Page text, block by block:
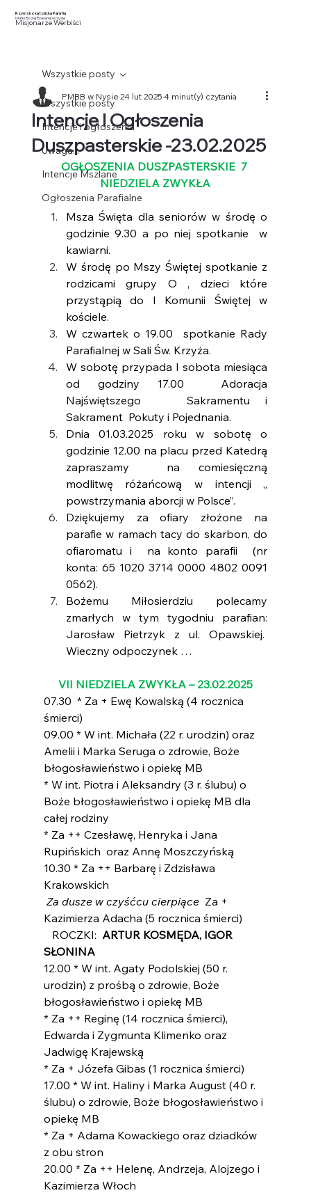
Rzymskokatolicka Parafia
Matki Bożej Bolesnej w Nysie
Misjonarze Werbiści
Wszystkie posty
Intencje i ogłoszenia
Uwaga...
Intencje Mszlane
Ogłoszenia Parafialne
Wszystkie posty
Intencje I Ogłoszenia
Duszpasterskie -23.02.2025
PMBB w Nysie24 lut 20254 minut(y) czytania
OGŁOSZENIA DUSZPASTERSKIE  7
NIEDZIELA ZWYKŁA
Msza Święta dla seniorów w środę o
godzinie 9.30 a po niej spotkanie  w
kawiarni.
W środę po Mszy Świętej spotkanie z
rodzicami grupy O , dzieci które
przystąpią do I Komunii Świętej w
kościele.
W czwartek o 19.00  spotkanie Rady
Parafialnej w Sali Św. Krzyża.
W sobotę przypada I sobota miesiąca
od godziny 17.00  Adoracja
Najświętszego   Sakramentu i
Sakrament  Pokuty i Pojednania.
Dnia 01.03.2025 roku w sobotę o
godzinie 12.00 na placu przed Katedrą
zapraszamy  na comiesięczną
modlitwę różańcową w intencji „
powstrzymania aborcji w Polsce”.
Dziękujemy za ofiary złożone na
parafie w ramach tacy do skarbon, do
ofiaromatu i  na konto parafii  (nr
konta: 65 1020 3714 0000 4802 0091
0562).
Bożemu Miłosierdziu polecamy
zmarłych w tym tygodniu parafian:
Jarosław Pietrzyk z ul. Opawskiej.
Wieczny odpoczynek …
VII NIEDZIELA ZWYKŁA – 23.02.2025
07.30  * Za + Ewę Kowalską (4 rocznica
śmierci)
09.00 * W int. Michała (22 r. urodzin) oraz
Amelii i Marka Seruga o zdrowie, Boże
błogosławieństwo i opiekę MB
* W int. Piotra i Aleksandry (3 r. ślubu) o
Boże błogosławieństwo i opiekę MB dla
całej rodziny
* Za ++ Czesławę, Henryka i Jana
Rupińskich  oraz Annę Moszczyńską
10.30 * Za ++ Barbarę i Zdzisława
Krakowskich
Za dusze w czyśćcu cierpiące Za +
Kazimierza Adacha (5 rocznica śmierci)
ROCZKI: ARTUR KOSMĘDA, IGOR
SŁONINA
12.00 * W int. Agaty Podolskiej (50 r.
urodzin) z prośbą o zdrowie, Boże
błogosławieństwo i opiekę MB
* Za ++ Reginę (14 rocznica śmierci),
Edwarda i Zygmunta Klimenko oraz
Jadwigę Krajewską
* Za + Józefa Gibas (1 rocznica śmierci)
17.00 * W int. Haliny i Marka August (40 r.
ślubu) o zdrowie, Boże błogosławieństwo i
opiekę MB
* Za + Adama Kowackiego oraz dziadków
z obu stron
20.00 * Za ++ Helenę, Andrzeja, Alojzego i
Kazimierza Włoch